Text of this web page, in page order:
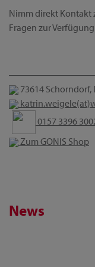
Nimm direkt Kontakt
Fragen zur
73614
0157 3396
Zum GONIS Shop
News